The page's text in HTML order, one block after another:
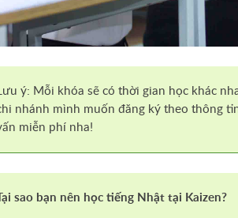
Lưu ý: Mỗi khóa sẽ có thời gian học khác
nhánh mình muốn đăng ký theo thông
miễn phí nha!
sao bạn nên học tiếng Nhật tại Kaizen?